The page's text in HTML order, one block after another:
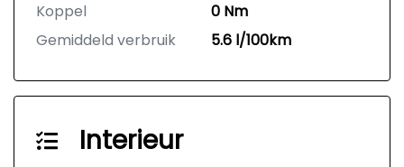
Koppel
0 Nm
Gemiddeld verbruik
5.6 l/100km
Interieur